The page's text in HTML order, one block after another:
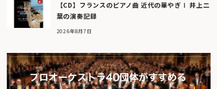
【CD】フランスのピアノ曲 近代の華やぎⅠ 井上二
葉の演奏記録
2026年8月7日